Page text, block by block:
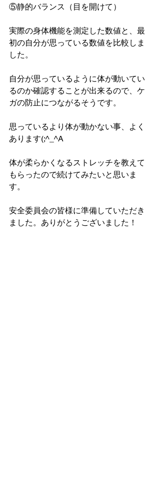
⑤静的バランス（目を開けて）
実際の身体機能を測定した数値と、最
初の自分が思っている数値を比較しま
した。
自分が思っているように体が動いてい
るのか確認することが出来るので、ケ
ガの防止につながるそうです。
思っているより体が動かない事、よく
あります(;^_^A
体が柔らかくなるストレッチを教えて
もらったので続けてみたいと思いま
す。
安全委員会の皆様に準備していただき
ました。ありがとうございました！